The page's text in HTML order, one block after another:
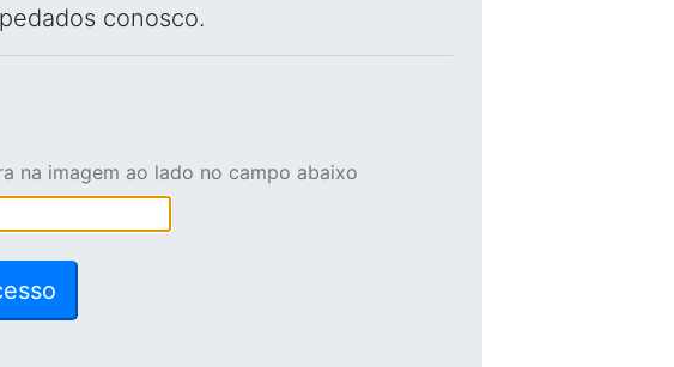
conosco.
na imagem ao lado no campo abaixo